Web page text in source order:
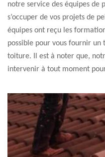
notre service des équipes de
s’occuper de vos projets de
équipes ont reçu les
possible pour vous fournir
toiture. Il est à noter que,
intervenir à tout moment